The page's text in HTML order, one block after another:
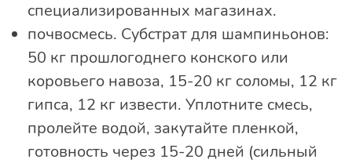
специализированных магазинах.
почвосмесь. Субстрат для шампиньонов:
50 кг прошлогоднего конского или
коровьего навоза, 15-20 кг соломы, 12 кг
гипса, 12 кг извести. Уплотните смесь,
пролейте водой, закутайте пленкой,
готовность через 15-20 дней (сильный